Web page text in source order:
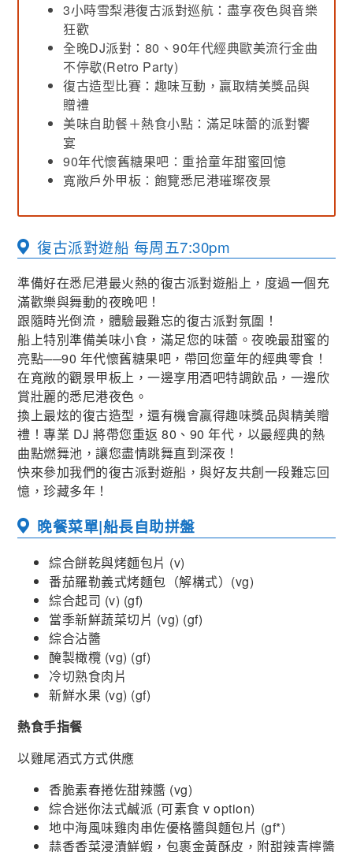
3小時雪梨港復古派對巡航：盡享夜色與音樂
狂歡
全晚DJ派對：80、90年代經典歐美流行金曲
不停歇(Retro Party)
復古造型比賽：趣味互動，贏取精美獎品與
贈禮
美味自助餐＋熱食小點：滿足味蕾的派對饗
宴
90年代懷舊糖果吧：重拾童年甜蜜回憶
寬敞戶外甲板：飽覽悉尼港璀璨夜景
復古派對遊船 每周五7:30pm
準備好在悉尼港最火熱的復古派對遊船上，度過一個充
滿歡樂與舞動的夜晚吧！
跟隨時光倒流，體驗最難忘的復古派對氛圍！
船上特別準備美味小食，滿足您的味蕾。夜晚最甜蜜的
亮點──90 年代懷舊糖果吧，帶回您童年的經典零食！
在寬敞的觀景甲板上，一邊享用酒吧特調飲品，一邊欣
賞壯麗的悉尼港夜色。
換上最炫的復古造型，還有機會贏得趣味獎品與精美贈
禮！專業 DJ 將帶您重返 80、90 年代，以最經典的熱
曲點燃舞池，讓您盡情跳舞直到深夜！
快來參加我們的復古派對遊船，與好友共創一段難忘回
憶，珍藏多年！
晚餐菜單|船長自助拼盤
綜合餅乾與烤麵包片 (v)
番茄羅勒義式烤麵包（解構式）(vg)
綜合起司 (v) (gf)
當季新鮮蔬菜切片 (vg) (gf)
綜合沾醬
醃製橄欖 (vg) (gf)
冷切熟食肉片
新鮮水果 (vg) (gf)
熱食手指餐
以雞尾酒式方式供應
香脆素春捲佐甜辣醬 (vg)
綜合迷你法式鹹派 (可素食 v option)
地中海風味雞肉串佐優格醬與麵包片 (gf*)
蒜香香菜浸漬鮮蝦，包裹金黃酥皮，附甜辣青檸醬